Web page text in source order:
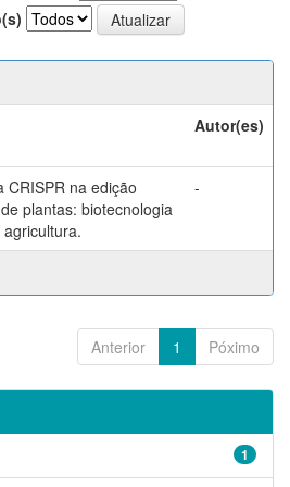
Autor(es)
CRISPR na edição
plantas: biotecnologia
-
Anterior 1 Póximo
1